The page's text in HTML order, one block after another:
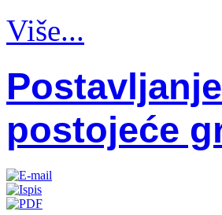
Više...
postojeće